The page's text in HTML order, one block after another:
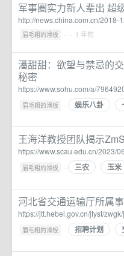
军事圈实力新人辈出 超
http://news.china.com.cn/2018-
眉毛粗的滑板 · · 1 年前
潘甜甜：欲望与禁忌的
秘密
https://www.sohu.com/a/
眉毛粗的滑板 · 娱乐八卦
王海洋教授团队揭示
https://www.scau.edu.cn/2023/
眉毛粗的滑板 · 三农 玉米
河北省交通运输厅所属
https://jtt.hebei.gov.cn/jtyst/
眉毛粗的滑板 · 招聘计划